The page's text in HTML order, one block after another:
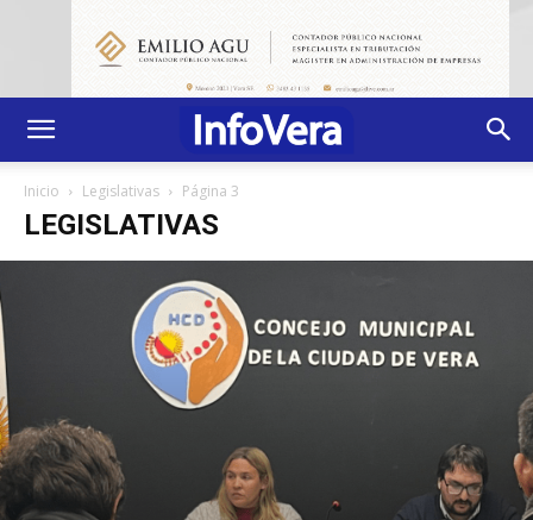
Inicio Legislativas Página 3
LEGISLATIVAS